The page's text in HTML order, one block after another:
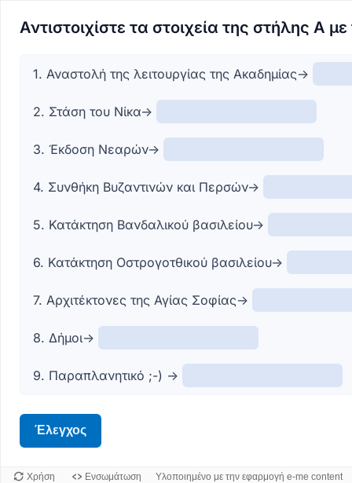
Αντιστοιχίστε τα στοιχεία της στήλης Α
1. Αναστολή της λειτουργίας της Ακαδημίας->
2. Στάση του Νίκα->
3. Έκδοση Νεαρών->
4. Συνθήκη Βυζαντινών και Περσών->
5. Κατάκτηση Βανδαλικού βασιλείου->
6. Κατάκτηση Οστρογοτθικού βασιλείου->
7. Αρχιτέκτονες της Αγίας Σοφίας->
8. Δήμοι->
9. Παραπλανητικό ;-) ->
Έλεγχος
Χρήση Ενσωμάτωση Υλοποιημένο με την εφαρμογή e-me content